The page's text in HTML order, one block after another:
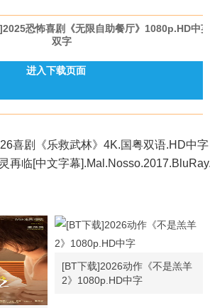
恐怖喜剧《无限自助餐厅》1080p.HD中
双字
进入下载页面
喜剧《乐救武林》4K.国粤双语.HD中字
再临[中文字幕
[BT下载]2026动作《不是羔羊
2》1080p.HD中字